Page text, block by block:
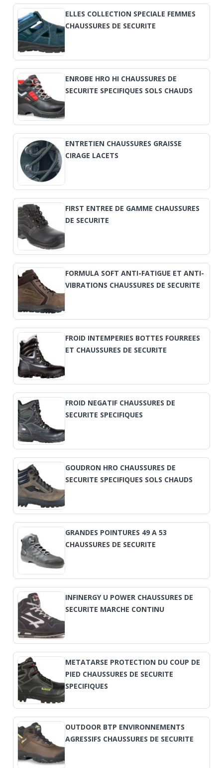
ELLES COLLECTION SPECIALE FEMMES
CHAUSSURES DE SECURITE
ENROBE HRO HI CHAUSSURES DE
SECURITE SPECIFIQUES SOLS CHAUDS
ENTRETIEN CHAUSSURES GRAISSE
CIRAGE LACETS
FIRST ENTREE DE GAMME CHAUSSURES
DE SECURITE
FORMULA SOFT ANTI-FATIGUE ET ANTI-
VIBRATIONS CHAUSSURES DE SECURITE
FROID INTEMPERIES BOTTES FOURREES
ET CHAUSSURES DE SECURITE
FROID NEGATIF CHAUSSURES DE
SECURITE SPECIFIQUES
GOUDRON HRO CHAUSSURES DE
SECURITE SPECIFIQUES SOLS CHAUDS
GRANDES POINTURES 49 A 53
CHAUSSURES DE SECURITE
INFINERGY U POWER CHAUSSURES DE
SECURITE MARCHE CONTINU
METATARSE PROTECTION DU COUP DE
PIED CHAUSSURES DE SECURITE
SPECIFIQUES
OUTDOOR BTP ENVIRONNEMENTS
AGRESSIFS CHAUSSURES DE SECURITE